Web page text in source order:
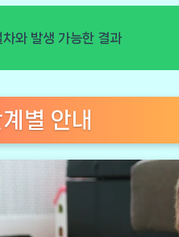
와 발생 가능한 결과
별 안내